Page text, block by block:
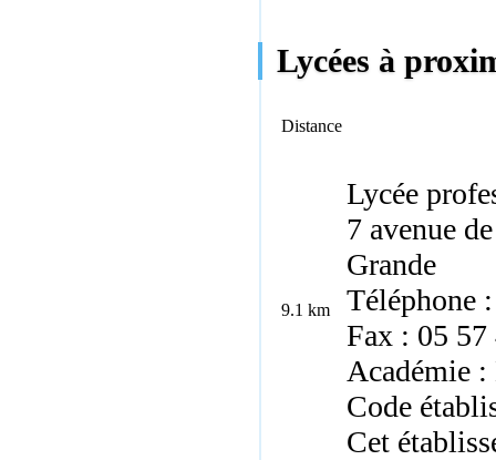
Lycées à
Distance
9.1 km
Lycée
7 avenue
Grande
Téléphone
Fax : 05 57
Académie
Code
Cet